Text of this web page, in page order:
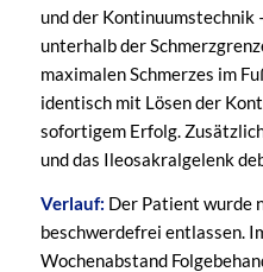
und der
unterhalb der
maximalen Schmerzes im
identisch mit Lösen der
sofortigem Erfolg.
und das Ileosakralgelenk
Verlauf: Der Patient wurde
beschwerdefrei entlassen.
Wochenabstand